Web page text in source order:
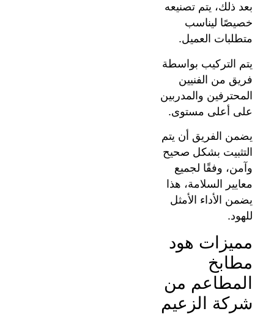
بعد ذلك، يتم تصنيعه
خصيصًا ليناسب
متطلبات العميل.
يتم التركيب بواسطة
فريق من الفنيين
المحترفين والمدربين
على أعلى مستوى.
يضمن الفريق أن يتم
التثبيت بشكل صحيح
وآمن، وفقًا لجميع
معايير السلامة، هذا
يضمن الأداء الأمثل
للهود.
مميزات هود
مطابخ
المطاعم من
شركة الزعيم